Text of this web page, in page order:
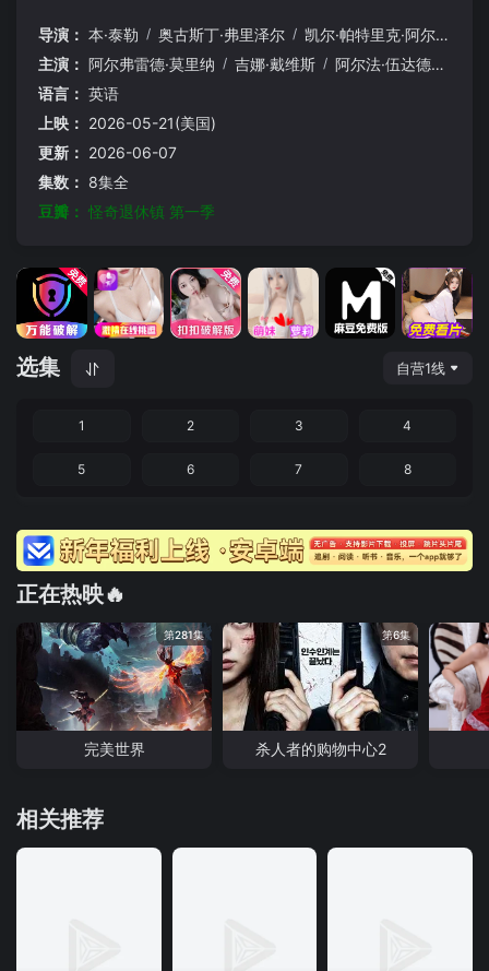
位机智的前记者、一位精神探索者、一位愤世嫉俗的音乐经纪
人必须团结起来，揭开退休镇深处隐藏的黑暗真相， 否则就
为时已晚。
导演： 本·泰勒 / 奥古斯丁·弗里泽尔 / 凯尔·帕特里克·阿尔瓦雷斯
主演： 阿尔弗雷德·莫里纳 / 吉娜·戴维斯 / 阿尔法·伍达德
语言： 英语
上映： 2026-05-21(美国)
更新： 2026-06-07
集数： 8集全
豆瓣： 怪奇退休镇 第一季
选集 自营1线
1 2 3 4
5 6 7 8
正在热映🔥
第281集
完美世界
第6集
杀人者的购物中心2
相关推荐